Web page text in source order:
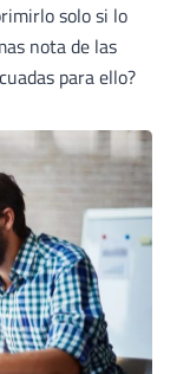
solo si lo
nota de las
para ello?